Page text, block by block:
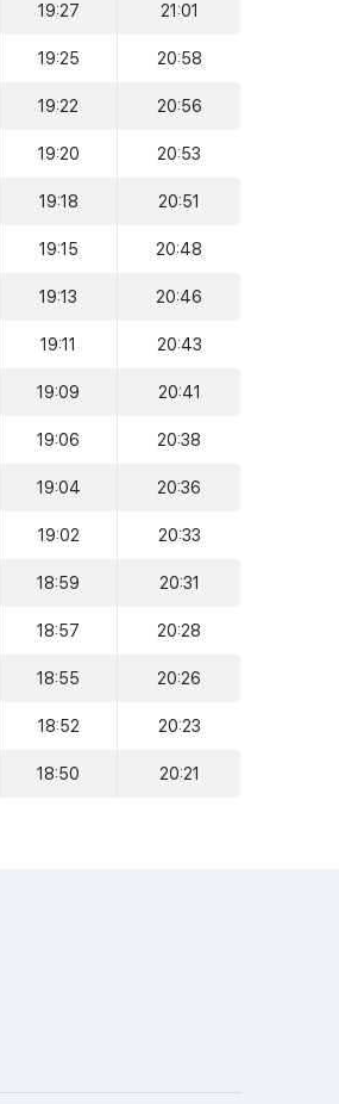
19:27 21:01
19:25 20:58
19:22 20:56
19:20 20:53
19:18 20:51
19:15 20:48
19:13 20:46
19:11 20:43
19:09 20:41
19:06 20:38
19:04 20:36
19:02 20:33
18:59 20:31
18:57 20:28
18:55 20:26
18:52 20:23
18:50 20:21